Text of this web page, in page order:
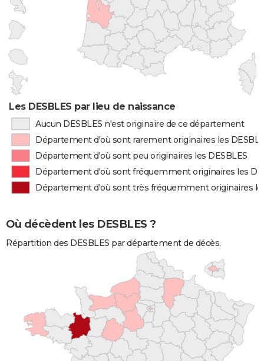
Les DESBLES par lieu de naissance
Aucun DESBLES n'est originaire de ce département
Département d'où sont rarement originaires les
Département d'où sont peu originaires les DESBLES
Département d'où sont fréquemment originaires les
Département d'où sont très fréquemment originaires
Où décèdent les DESBLES ?
Répartition des DESBLES par département de décès.